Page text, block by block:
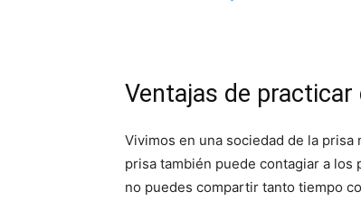
Ventajas de practicar
Vivimos en una sociedad de la
prisa también puede contagiar a
no puedes compartir tanto tiempo